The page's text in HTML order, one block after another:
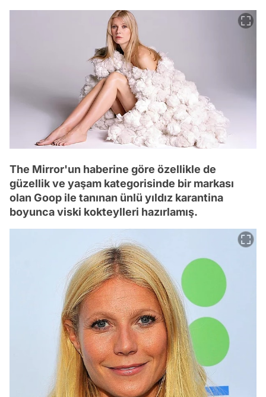
The Mirror'un haberine göre özellikle de
güzellik ve yaşam kategorisinde bir markası
olan Goop ile tanınan ünlü yıldız karantina
boyunca viski kokteylleri hazırlamış.